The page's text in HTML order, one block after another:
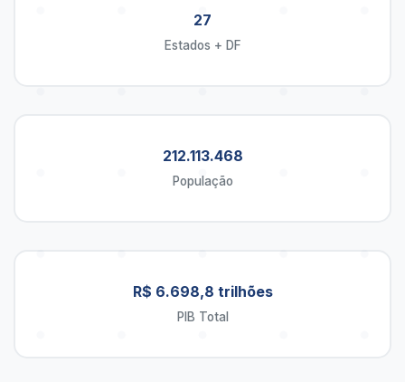
27
Estados + DF
212.113.468
População
R$ 6.698,8 trilhões
PIB Total